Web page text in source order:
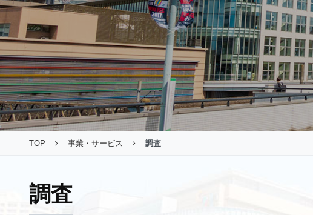
TOP 事業・サービス 調査
調査